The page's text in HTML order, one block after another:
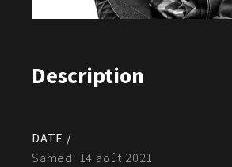
Description
DATE /
Samedi 14 août 2021